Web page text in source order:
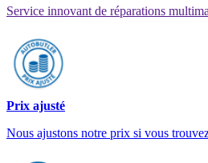
Service innovant de réparations
Prix ajusté
Nous ajustons notre prix si vous